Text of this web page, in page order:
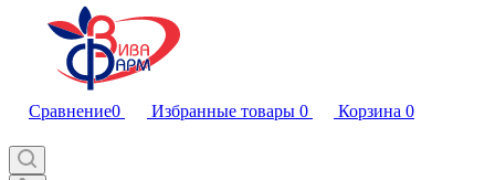
Сравнение0 Избранные товары 0 Корзина 0